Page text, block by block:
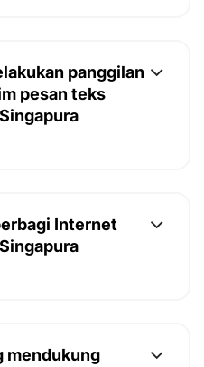
panggilan
pesan teks
Internet
mendukung